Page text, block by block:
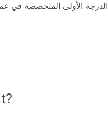
الدرجة الأولى المتخصصة في